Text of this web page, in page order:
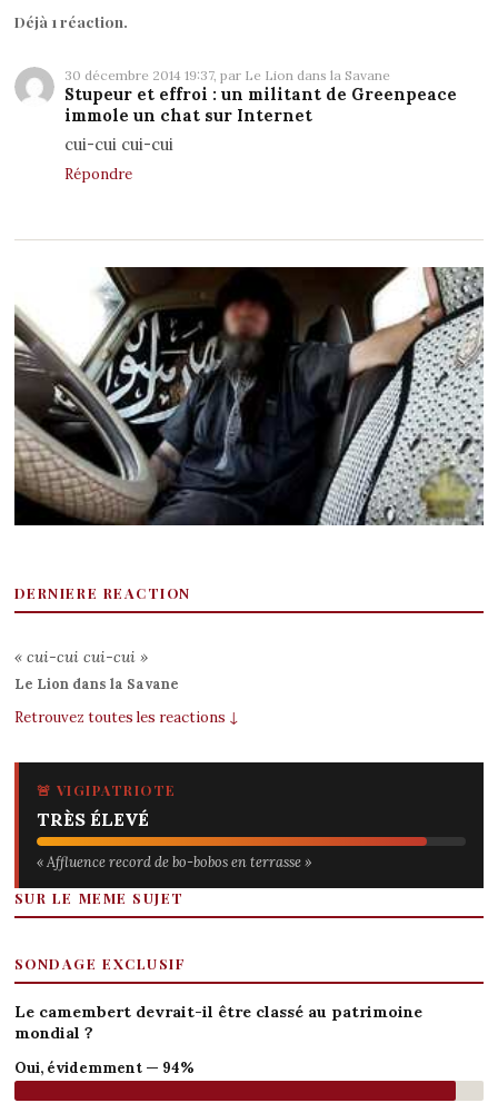
Déjà 1 réaction.
30 décembre 2014 19:37, par Le Lion dans la Savane
Stupeur et effroi : un militant de Greenpeace
immole un chat sur Internet
cui-cui cui-cui
Répondre
DERNIERE REACTION
« cui-cui cui-cui »
Le Lion dans la Savane
Retrouvez toutes les reactions ↓
🚨 VIGIPATRIOTE
TRÈS ÉLEVÉ
« Affluence record de bo-bobos en terrasse »
SUR LE MEME SUJET
SONDAGE EXCLUSIF
Le camembert devrait-il être classé au patrimoine
mondial ?
Oui, évidemment — 94%